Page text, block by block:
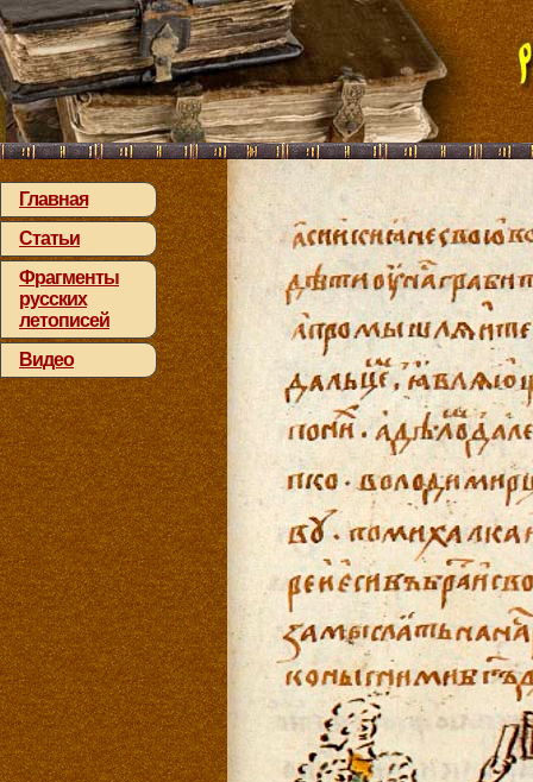
Главная
Статьи
Фрагменты
русских
летописей
Видео